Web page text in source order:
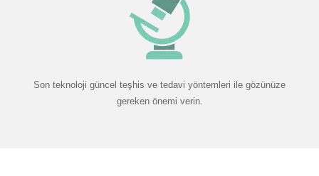
Son teknoloji güncel teşhis ve tedavi yöntemleri ile gözünüze
gereken önemi verin.